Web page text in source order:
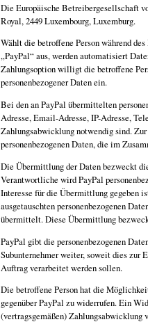
Die Europäische Betreibergesellschaft
Royal, 2449 Luxembourg, Luxemburg.
Wählt die betroffene Person während
„PayPal“ aus, werden automatisiert
Zahlungsoption willigt die betroffene
personenbezogener Daten ein.
Bei den an PayPal übermittelten
Adresse, Email-Adresse, IP-Adresse,
Zahlungsabwicklung notwendig sind.
personenbezogenen Daten, die im
Die Übermittlung der Daten bezweckt
Verantwortliche wird PayPal
Interesse für die Übermittlung gegeben
ausgetauschten personenbezogenen
übermittelt. Diese Übermittlung
PayPal gibt die personenbezogenen
Subunternehmer weiter, soweit dies
Auftrag verarbeitet werden sollen.
Die betroffene Person hat die
gegenüber PayPal zu widerrufen. Ein
(vertragsgemäßen)